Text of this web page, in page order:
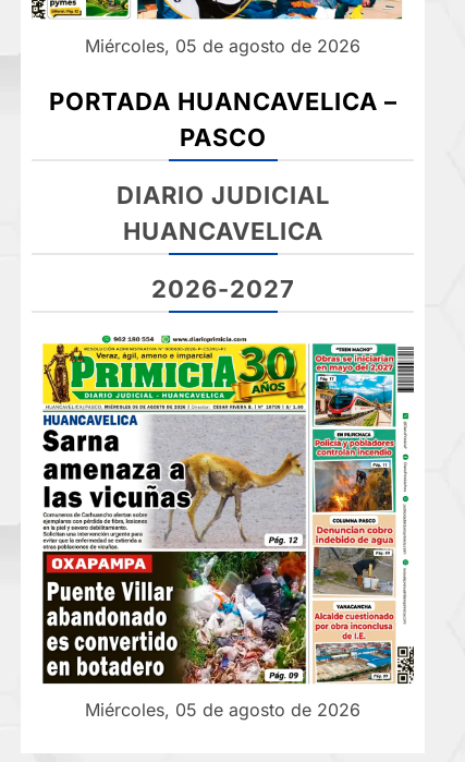
Miércoles, 05 de agosto de 2026
PORTADA HUANCAVELICA –
PASCO
DIARIO JUDICIAL
HUANCAVELICA
2026-2027
Miércoles, 05 de agosto de 2026